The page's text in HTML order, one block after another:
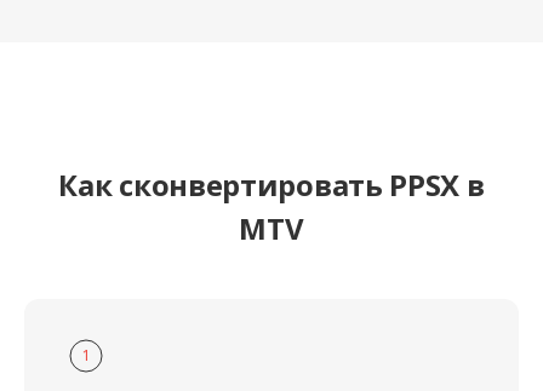
Как сконвертировать PPSX в
MTV
1